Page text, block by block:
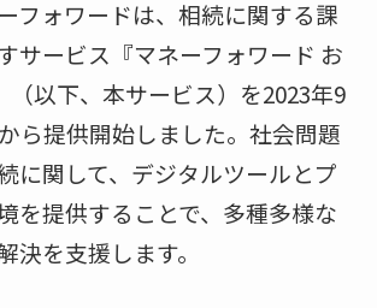
フォワードは、相続に関する課
サービス『マネーフォワード お
（以下、本サービス）を2023年9
ら提供開始しました。社会問題
に関して、デジタルツールとプ
を提供することで、多種多様な
決を支援します。